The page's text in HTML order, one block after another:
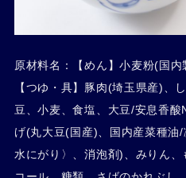
原材料名：【めん】小麦粉(国
【つゆ・具】豚肉(埼玉県産)、
豆、小麦、食塩、大豆/安息香
げ(丸大豆(国産)、国内産菜種油
水にがり〉、消泡剤)、みりん